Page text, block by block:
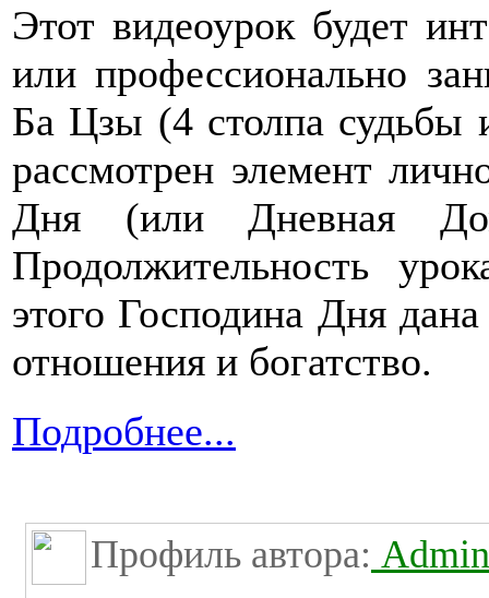
Этот видеоурок будет
или профессионально
Ба Цзы (4 столпа судьбы
рассмотрен элемент
Дня (или Дневная
Продолжительность
этого Господина Дня
отношения и богатство.
Подробнее...
Профиль автора: